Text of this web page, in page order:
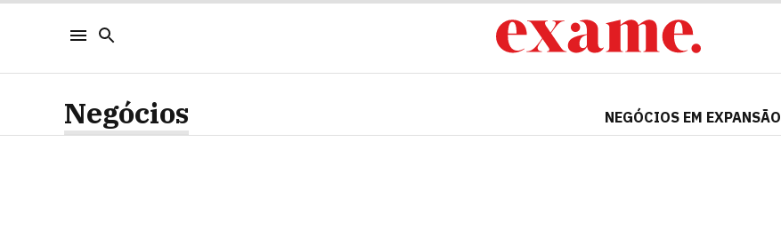
Negócios NEGÓCIOS EM EXPANSÃO